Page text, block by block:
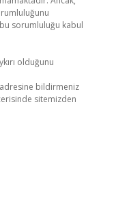
sorumluluğu kabul
olduğunu
adresine bildirmeniz
sitemizden